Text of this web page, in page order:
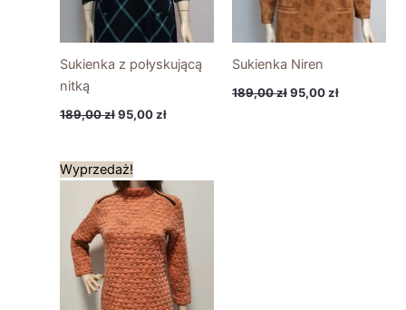
Sukienka z połyskującą
nitką
189,00zł95,00zł
Sukienka Niren
189,00zł95,00zł
Wyprzedaż!Pierwotna
cena
wynosiła:
239,00 zł.
cena
wynosi:
120,00 zł.